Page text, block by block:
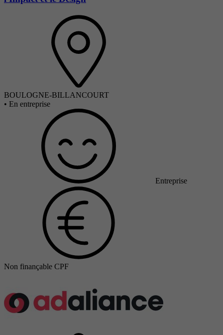
BOULOGNE-BILLANCOURT
• En entreprise
Entreprise
Non finançable CPF